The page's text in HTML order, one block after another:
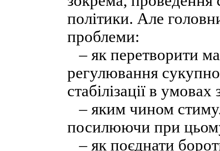
політики. Але
проблеми:
– як перетворити
регулювання
стабілізації в
– яким чином
посилюючи при
– як поєднати